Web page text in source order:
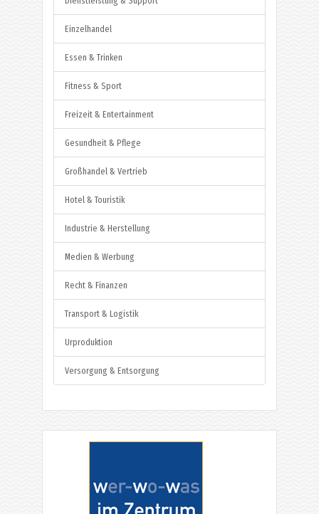
Einzelhandel
Essen & Trinken
Fitness & Sport
Freizeit & Entertainment
Gesundheit & Pflege
Großhandel & Vertrieb
Hotel & Touristik
Industrie & Herstellung
Medien & Werbung
Recht & Finanzen
Transport & Logistik
Urproduktion
Versorgung & Entsorgung